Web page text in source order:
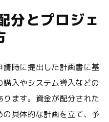
分とプロジェ
時に提出した計画書に基
入やシステム導入などの
ます。資金が配分された
具体的な計画を立て、予